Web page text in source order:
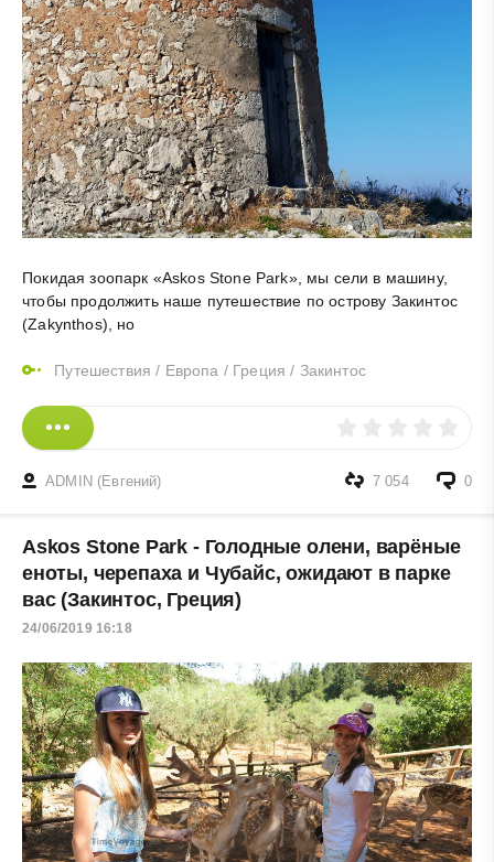
Покидая зоопарк «Askos Stone Park», мы сели в машину,
чтобы продолжить наше путешествие по острову Закинтос
(Zakynthos), но
Путешествия / Европа / Греция / Закинтос
ADMIN (Евгений) 0
7 054
Askos Stone Park - Голодные олени, варёные
еноты, черепаха и Чубайс, ожидают в парке
вас (Закинтос, Греция)
24/06/2019 16:18